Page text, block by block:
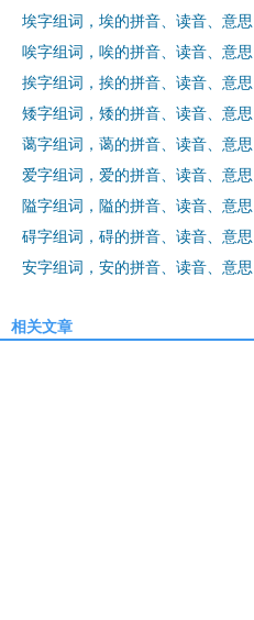
埃字组词，埃的拼音、读音、意思
唉字组词，唉的拼音、读音、意思
挨字组词，挨的拼音、读音、意思
矮字组词，矮的拼音、读音、意思
蔼字组词，蔼的拼音、读音、意思
爱字组词，爱的拼音、读音、意思
隘字组词，隘的拼音、读音、意思
碍字组词，碍的拼音、读音、意思
安字组词，安的拼音、读音、意思
相关文章